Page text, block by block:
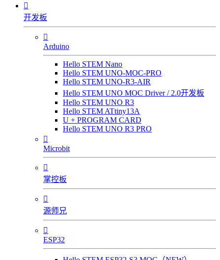

开发板

Arduino
Hello STEM Nano
Hello STEM UNO-MOC-PRO
Hello STEM UNO-R3-AIR
Hello STEM UNO MOC Driver / 2.0开发板
Hello STEM UNO R3
Hello STEM ATtiny13A
U + PROGRAM CARD
Hello STEM UNO R3 PRO

Microbit

掌控板

源师兄

ESP32